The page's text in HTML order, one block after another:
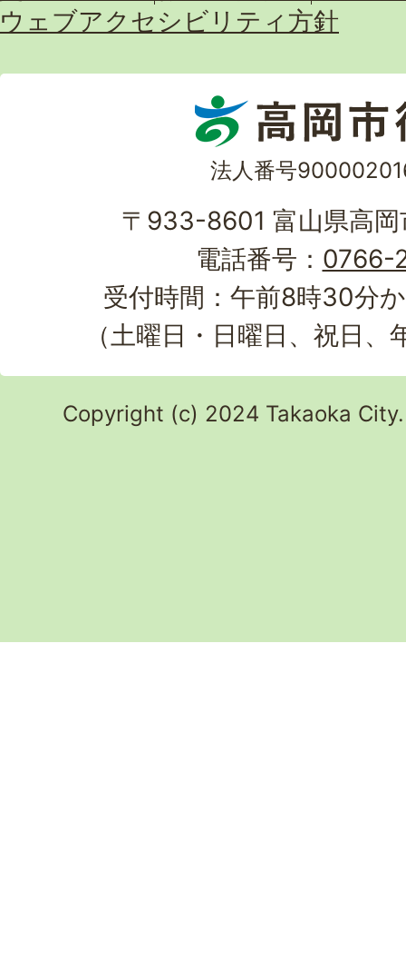
ウェブアクセシビリティ方針
法人番号
〒933-8601 富山県高
電話番号： 0766-
受付時間：午前8時30分
（土曜日・日曜日、祝日
Copyright (c) 2024 Takaoka